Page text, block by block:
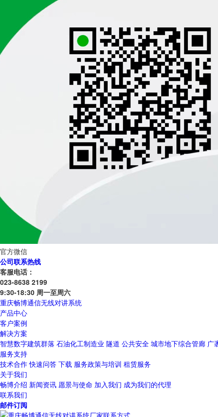
官方微信
公司联系热线
客服电话：
023-8638 2199
9:30-18:30 周一至周六
重庆畅博通信无线对讲系统
产品中心
客户案例
解决方案
智慧数字建筑群落 石油化工制造业 隧道 公共安全 城市地下综合管廊 广
服务支持
技术合作 快速问答 下载 服务政策与培训 租赁服务
关于我们
畅博介绍 新闻资讯 愿景与使命 加入我们 成为我们的代理
联系我们
邮件订阅